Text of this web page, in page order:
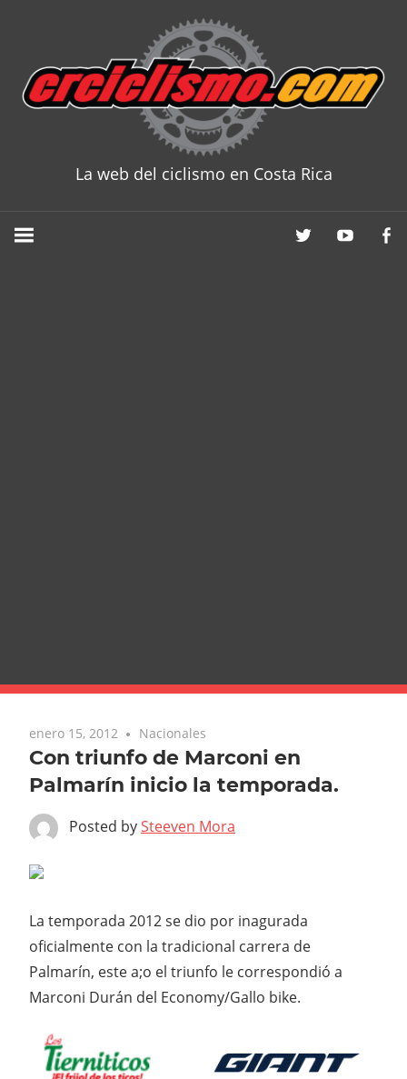
content
La web del ciclismo en Costa Rica
enero 15, 2012 Nacionales
Con triunfo de Marconi en
Palmarín inicio la temporada.
Posted bySteeven Mora
La temporada 2012 se dio por inagurada
oficialmente con la tradicional carrera de
Palmarín, este a;o el triunfo le correspondió a
Marconi Durán del Economy/Gallo bike.